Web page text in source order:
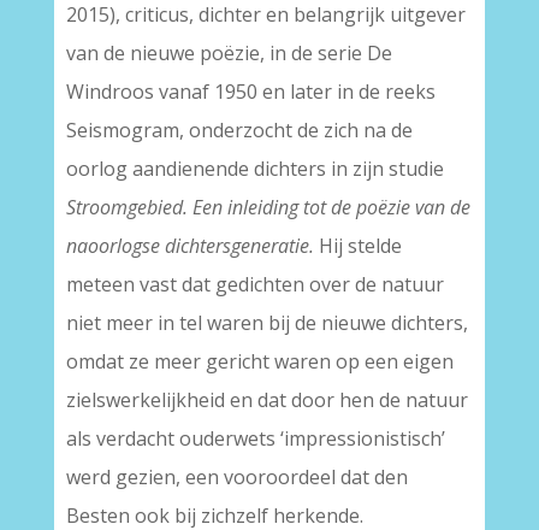
2015), criticus, dichter en belangrijk uitgever
van de nieuwe poëzie, in de serie De
Windroos vanaf 1950 en later in de reeks
Seismogram, onderzocht de zich na de
oorlog aandienende dichters in zijn studie
Stroomgebied. Een inleiding tot de poëzie van de
naoorlogse dichtersgeneratie. Hij stelde
meteen vast dat gedichten over de natuur
niet meer in tel waren bij de nieuwe dichters,
omdat ze meer gericht waren op een eigen
zielswerkelijkheid en dat door hen de natuur
als verdacht ouderwets ‘impressionistisch’
werd gezien, een vooroordeel dat den
Besten ook bij zichzelf herkende.